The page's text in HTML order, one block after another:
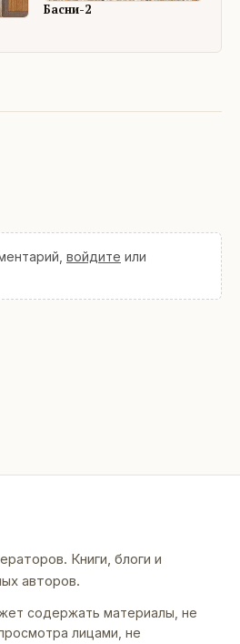
Басни-2
войдите или
Книги, блоги и
авторов.
содержать материалы, не
лицами, не